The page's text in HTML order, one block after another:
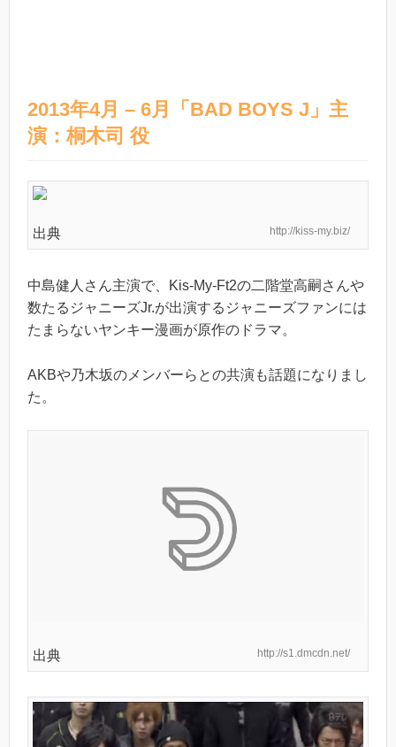
2013年4月 – 6月「BAD BOYS J」主
演：桐木司 役
出典 http://kiss-my.biz/
中島健人さん主演で、Kis-My-Ft2の二階堂高嗣さんや
数たるジャニーズJr.が出演するジャニーズファンには
たまらないヤンキー漫画が原作のドラマ。
AKBや乃木坂のメンバーらとの共演も話題になりまし
た。
出典 http://s1.dmcdn.net/